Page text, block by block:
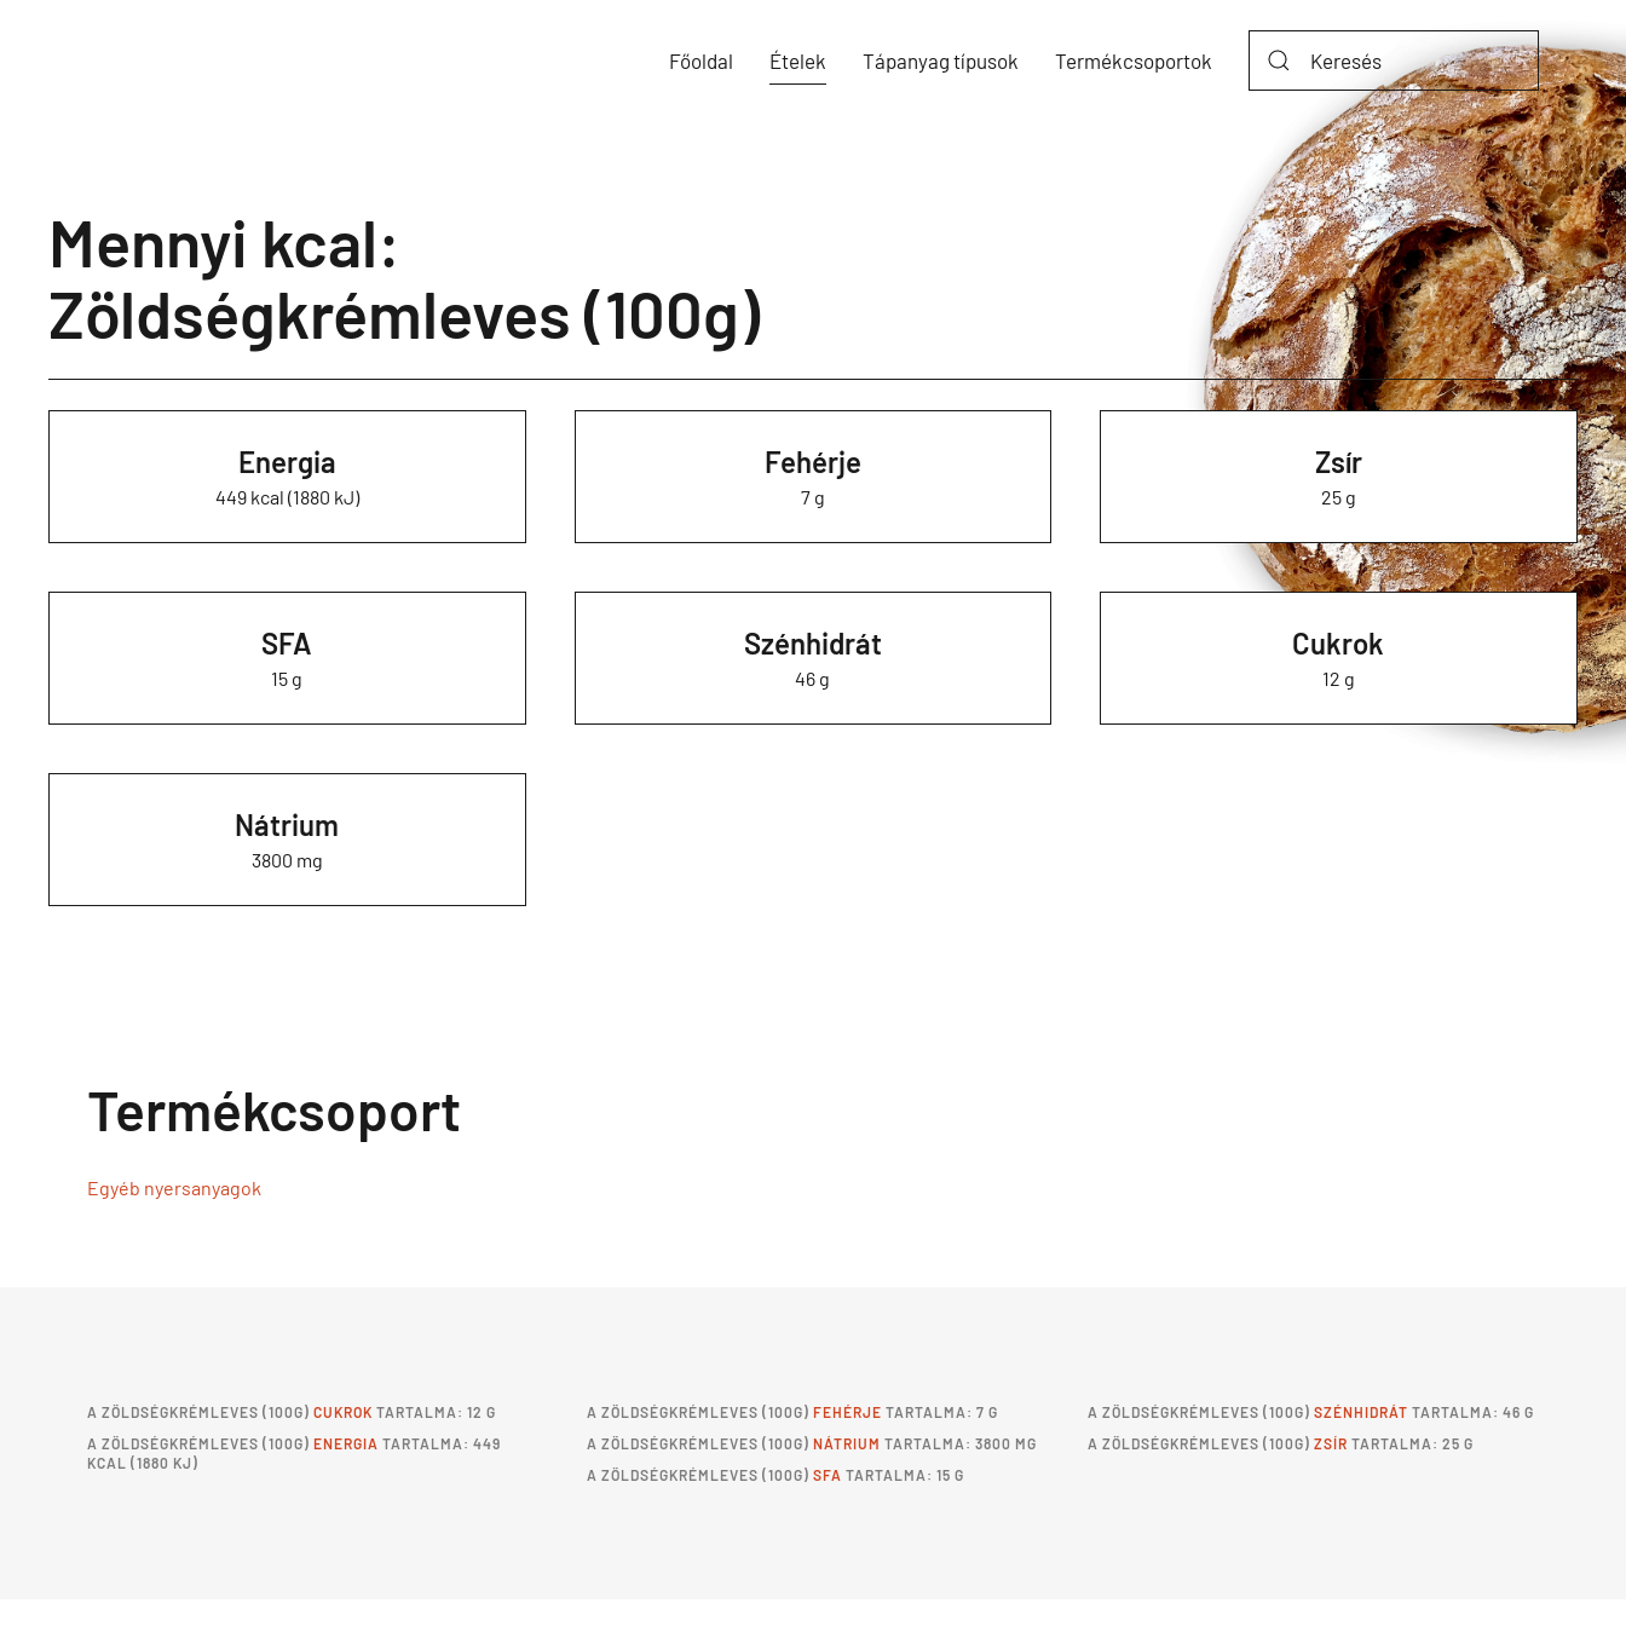
Főoldal Ételek Tápanyag típusok Termékcsoportok
Mennyi kcal:
Zöldségkrémleves (100g)
Energia
449 kcal (1880 kJ)
Fehérje
7 g
Zsír
25 g
SFA
15 g
Szénhidrát
46 g
Cukrok
12 g
Nátrium
3800 mg
Termékcsoport
Egyéb nyersanyagok
A ZÖLDSÉGKRÉMLEVES (100G) CUKROK TARTALMA: 12 G
A ZÖLDSÉGKRÉMLEVES (100G) ENERGIA TARTALMA: 449
KCAL (1880 KJ)
AZÖLDSÉGKRÉMLEVES (100G)FEHÉRJE TARTALMA: 7 G
AZÖLDSÉGKRÉMLEVES (100G)NÁTRIUM TARTALMA: 3800 MG
AZÖLDSÉGKRÉMLEVES (100G)SFA TARTALMA: 15 G
A ZÖLDSÉGKRÉMLEVES (100G) SZÉNHIDRÁT TARTALMA: 46 G
A ZÖLDSÉGKRÉMLEVES (100G) ZSÍR TARTALMA: 25 G